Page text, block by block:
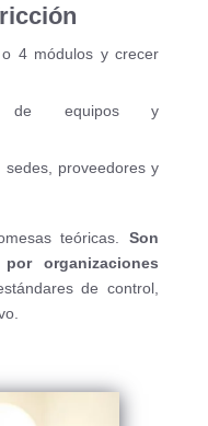
4 módulos y crecer
de equipos y
proveedores y
teóricas.Son
organizaciones
de control,